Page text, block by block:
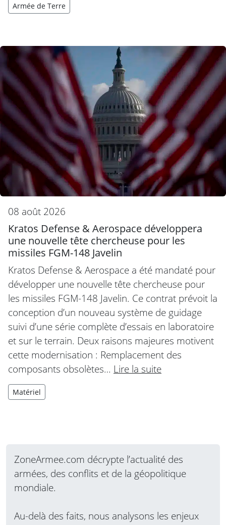
Armée de Terre
08 août 2026
Kratos Defense & Aerospace développera
une nouvelle tête chercheuse pour les
missiles FGM-148 Javelin
Kratos Defense & Aerospace a été mandaté pour
développer une nouvelle tête chercheuse pour
les missiles FGM-148 Javelin. Ce contrat prévoit la
conception d’un nouveau système de guidage
suivi d’une série complète d’essais en laboratoire
et sur le terrain. Deux raisons majeures motivent
cette modernisation : Remplacement des
composants obsolètes… Lire la suite
Matériel
ZoneArmee.com décrypte l’actualité des
armées, des conflits et de la géopolitique
mondiale.
Au-delà des faits, nous analysons les enjeux